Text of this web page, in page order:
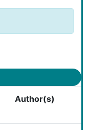
Author(s)